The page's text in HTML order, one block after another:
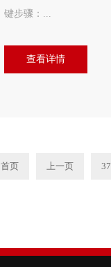
键步骤：...
查看详情
首页 上一页 37